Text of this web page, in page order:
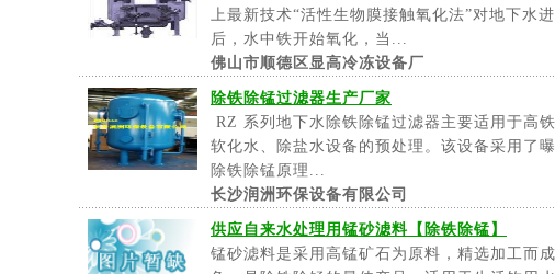
上最新技术“活性生物膜接触氧化法”对地下水
后，水中铁开始氧化，当...
佛山市顺德区显高冷冻设备厂
除铁除锰过滤器生产厂家
RZ 系列地下水除铁除锰过滤器主要适用于高
软化水、除盐水设备的预处理。该设备采用了
除铁除锰原理...
长沙润洲环保设备有限公司
供应自来水处理用锰砂滤料【除铁除锰】
锰砂滤料是采用高锰矿石为原料，精选加工而